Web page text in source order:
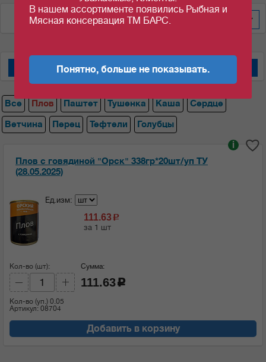
По цене за шт/кг
Мясные консервы "Барс" Мясные консервы "Орский мясокомбинат"
Все Плов Паштет Тушенка Каша
Сердце
Ветчина
Перец Тефтели Голубцы
Плов с говядиной "Орск" 338гр*20шт/уп ТУ
(28.05.2025)
i
Ед.изм:
111.63 c
за 1 шт
Кол-во (шт):
Кол-во (уп.) 0.05
Артикул: 08704
Сумма:
111.63 c
Добавить в корзину
В нашем ассортименте появились Рыбная и
Мясная консервация ТМ БАРС.
Понятно, больше не показывать.